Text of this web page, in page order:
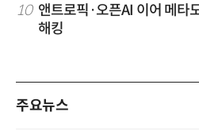
10 앤트로픽·오픈AI 이어 메타
해킹
주요뉴스